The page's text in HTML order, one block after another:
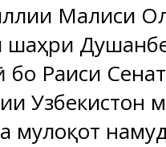
Маҷлиси
шаҳри
бо Раиси
Узбекистон
мулоқот